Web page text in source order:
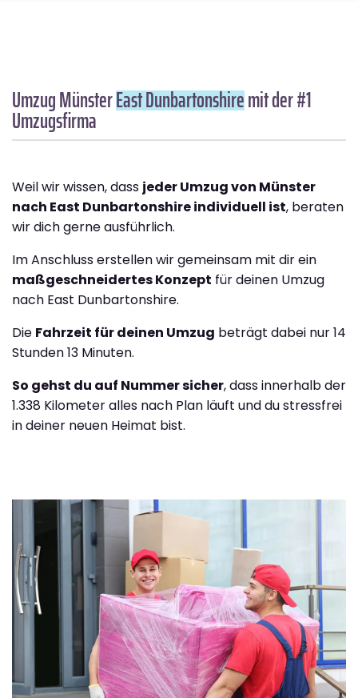
Umzug MünsterEast Dunbartonshiremit der #1
Umzugsfirma
Weil wir wissen, dass jeder Umzug von Münster
nach East Dunbartonshire individuell ist, beraten
wir dich gerne ausführlich.
Im Anschluss erstellen wir gemeinsam mit dir ein
maßgeschneidertes Konzept für deinen Umzug
nach East Dunbartonshire.
Die Fahrzeit für deinen Umzug beträgt dabei nur 14
Stunden 13 Minuten.
So gehst du auf Nummer sicher, dass innerhalb der
1.338 Kilometer alles nach Plan läuft und du stressfrei
in deiner neuen Heimat bist.